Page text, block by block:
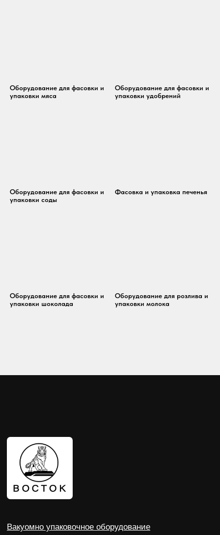
Оборудование для фасовки и
упаковки мяса
Оборудование для фасовки и
упаковки удобрений
Оборудование для фасовки и
упаковки соды
Фасовка и упаковка печенья
Оборудование для фасовки и
упаковки шоколада
Оборудование для розлива и
упаковки молока